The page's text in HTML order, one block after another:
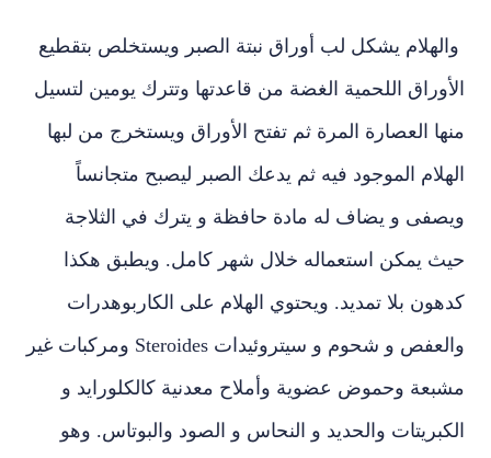
والهلام يشكل لب أوراق نبتة الصبر ويستخلص بتقطيع
الأوراق اللحمية الغضة من قاعدتها وتترك يومين لتسيل
منها العصارة المرة ثم تفتح الأوراق ويستخرج من لبها
الهلام الموجود فيه ثم يدعك الصبر ليصبح متجانساً
ويصفى و يضاف له مادة حافظة و يترك في الثلاجة
حيث يمكن استعماله خلال شهر كامل. ويطبق هكذا
كدهون بلا تمديد. ويحتوي الهلام على الكاربوهدرات
والعفص و شحوم و سيتروئيدات Steroides ومركبات غير
مشبعة وحموض عضوية وأملاح معدنية كالكلورايد و
الكبريتات والحديد و النحاس و الصود والبوتاس. وهو